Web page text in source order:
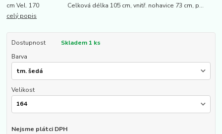
cm Vel. 170 Celková délka 105 cm, vnitř. nohavice 73 cm, p...
celý popis
Dostupnost
Skladem 1 ks
Barva
Velikost
Nejsme plátci DPH